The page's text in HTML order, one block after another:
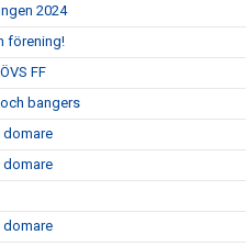
2024
förening!
FF
bangers
domare
domare
domare